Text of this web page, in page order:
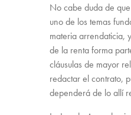
No cabe duda de
uno de los temas
materia arrendaticia,
de la renta forma
cláusulas de mayor
redactar el contrato,
dependerá de lo allí